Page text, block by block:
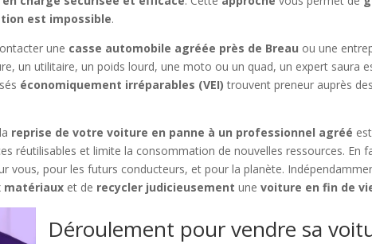
est impossible.
une casse automobile agréée près de Breau ou une
un utilitaire, un poids lourd, une moto ou un quad, un expert saura
économiquement irréparables (VEI) trouvent preneur auprès
reprise de votre voiture en panne à un professionnel agréé
réutilisables et limite la consommation de nouvelles ressources. En
vous, pour les futurs conducteurs, et pour la planète.
matériaux et de recycler judicieusement unevoiture en fin de
Déroulement pour vendre sa